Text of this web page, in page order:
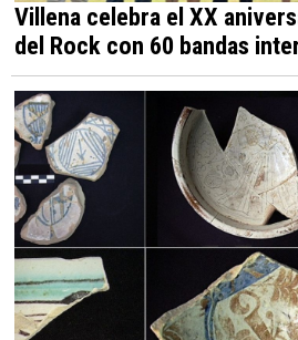
Villena celebra el XX
del Rock con 60 bandas